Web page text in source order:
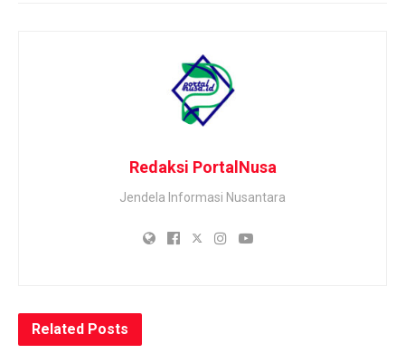
Redaksi PortalNusa
Jendela Informasi Nusantara
Related Posts